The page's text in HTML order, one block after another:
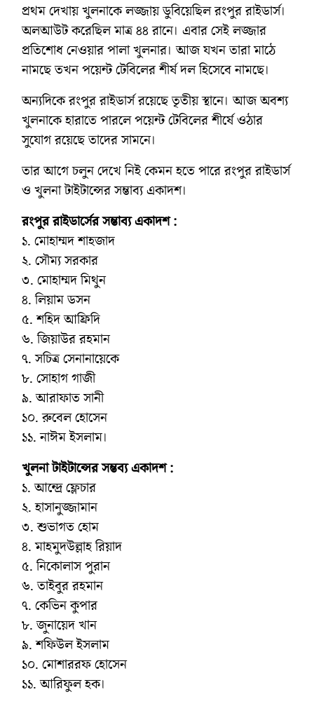
প্রথম দেখায় খুলনাকে লজ্জায় ডুবিয়েছিল রংপুর রাইডার্স।
অলআউট করেছিল মাত্র ৪৪ রানে। এবার সেই লজ্জার
প্রতিশোধ নেওয়ার পালা খুলনার। আজ যখন তারা মাঠে
নামছে তখন পয়েন্ট টেবিলের শীর্ষ দল হিসেবে নামছে।
অন্যদিকে রংপুর রাইডার্স রয়েছে তৃতীয় স্থানে। আজ অবশ্য
খুলনাকে হারাতে পারলে পয়েন্ট টেবিলের শীর্ষে ওঠার
সুযোগ রয়েছে তাদের সামনে।
তার আগে চলুন দেখে নিই কেমন হতে পারে রংপুর রাইডার্স
ও খুলনা টাইটান্সের সম্ভাব্য একাদশ।
রংপুর রাইডার্সের সম্ভাব্য একাদশ :
১. মোহাম্মদ শাহজাদ
২. সৌম্য সরকার
৩. মোহাম্মদ মিথুন
৪. লিয়াম ডসন
৫. শহিদ আফ্রিদি
৬. জিয়াউর রহমান
৭. সচিত্র সেনানায়েকে
৮. সোহাগ গাজী
৯. আরাফাত সানী
১০. রুবেল হোসেন
১১. নাঈম ইসলাম।
খুলনা টাইটান্সের সম্ভব্য একাদশ :
১. আন্দ্রে ফ্লেচার
২. হাসানুজ্জামান
৩. শুভাগত হোম
৪. মাহমুদউল্লাহ রিয়াদ
৫. নিকোলাস পুরান
৬. তাইবুর রহমান
৭. কেভিন কুপার
৮. জুনায়েদ খান
৯. শফিউল ইসলাম
১০. মোশাররফ হোসেন
১১. আরিফুল হক।